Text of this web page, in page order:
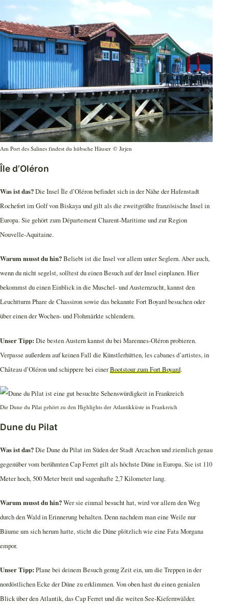
Am Port des Salines findest du hübsche Häuser © Jirjen
Île d’Oléron
Was ist das?Die Insel Île d’Oléron befindet sich in der Nähe der Hafenstadt
Rochefort im Golf von Biskaya und gilt als die zweitgrößte französische Insel in
Europa. Sie gehört zum Département Charent-Maritime und zur Region
Nouvelle-Aquitaine.
Warum musst du hin?Beliebt ist die Insel vor allem unter Seglern. Aber auch,
wenn du nicht segelst, solltest du einen Besuch auf der Insel einplanen. Hier
bekommst du einen Einblick in die Muschel- und Austernzucht, kannst den
Leuchtturm Phare de Chassiron sowie das bekannte Fort Boyard besuchen oder
über einen der Wochen- und Flohmärkte schlendern.
Unser Tipp: Die besten Austern kannst du bei Marennes-Oléron probieren.
Verpasse außerdem auf keinen Fall die Künstlerhütten, les cabanes d’artistes, in
Château d’Oléron und schippere bei einerBootstour zum Fort Boyard.
Die Dune du Pilat gehört zu den Highlights der Atlantikküste in Frankreich
Dune du Pilat
Was ist das?Die Dune du Pilat im Süden der Stadt Arcachon und ziemlich genau
gegenüber vom berühmten Cap Ferret gilt als höchste Düne in Europa. Sie ist 110
Meter hoch, 500 Meter breit und sagenhafte 2,7 Kilometer lang.
Warum musst du hin?Wer sie einmal besucht hat, wird vor allem den Weg
durch den Wald in Erinnerung behalten. Denn nachdem man eine Weile nur
Bäume um sich herum hatte, sticht die Düne plötzlich wie eine Fata Morgana
empor.
Unser Tipp: Plane bei deinem Besuch genug Zeit ein, um die Treppen in der
nordöstlichen Ecke der Düne zu erklimmen. Von oben hast du einen genialen
Blick über den Atlantik, das Cap Ferret und die weiten See-Kiefernwälder.